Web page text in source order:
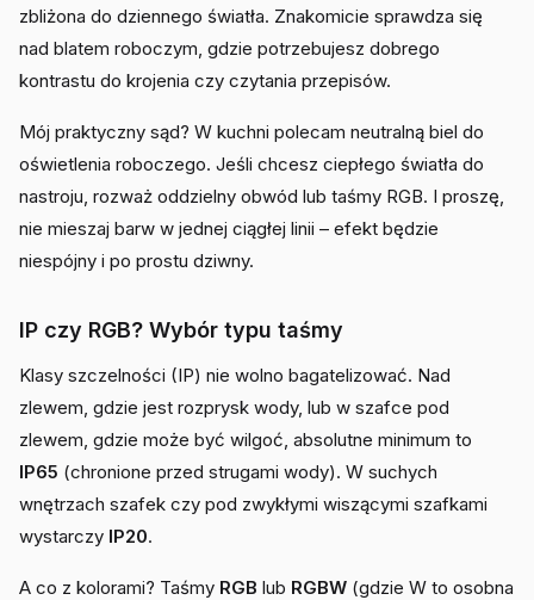
zbliżona do dziennego światła. Znakomicie sprawdza się
nad blatem roboczym, gdzie potrzebujesz dobrego
kontrastu do krojenia czy czytania przepisów.
Mój praktyczny sąd? W kuchni polecam neutralną biel do
oświetlenia roboczego. Jeśli chcesz ciepłego światła do
nastroju, rozważ oddzielny obwód lub taśmy RGB. I proszę,
nie mieszaj barw w jednej ciągłej linii – efekt będzie
niespójny i po prostu dziwny.
IP czy RGB? Wybór typu taśmy
Klasy szczelności (IP) nie wolno bagatelizować. Nad
zlewem, gdzie jest rozprysk wody, lub w szafce pod
zlewem, gdzie może być wilgoć, absolutne minimum to
IP65 (chronione przed strugami wody). W suchych
wnętrzach szafek czy pod zwykłymi wiszącymi szafkami
wystarczy IP20.
A co z kolorami? Taśmy RGB lub RGBW (gdzie W to osobna